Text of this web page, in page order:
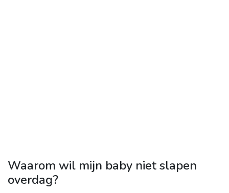
Waarom wil mijn baby niet slapen
overdag?